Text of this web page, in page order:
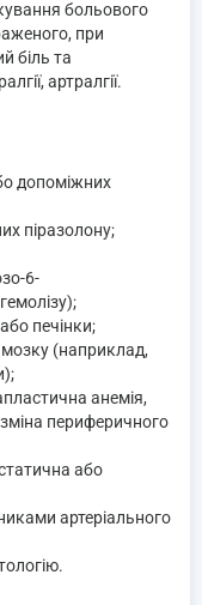
больового
при
біль та
артралгії.
допоміжних
піразолону;
6-
печінки;
(наприклад,
анемія,
периферичного
або
артеріального